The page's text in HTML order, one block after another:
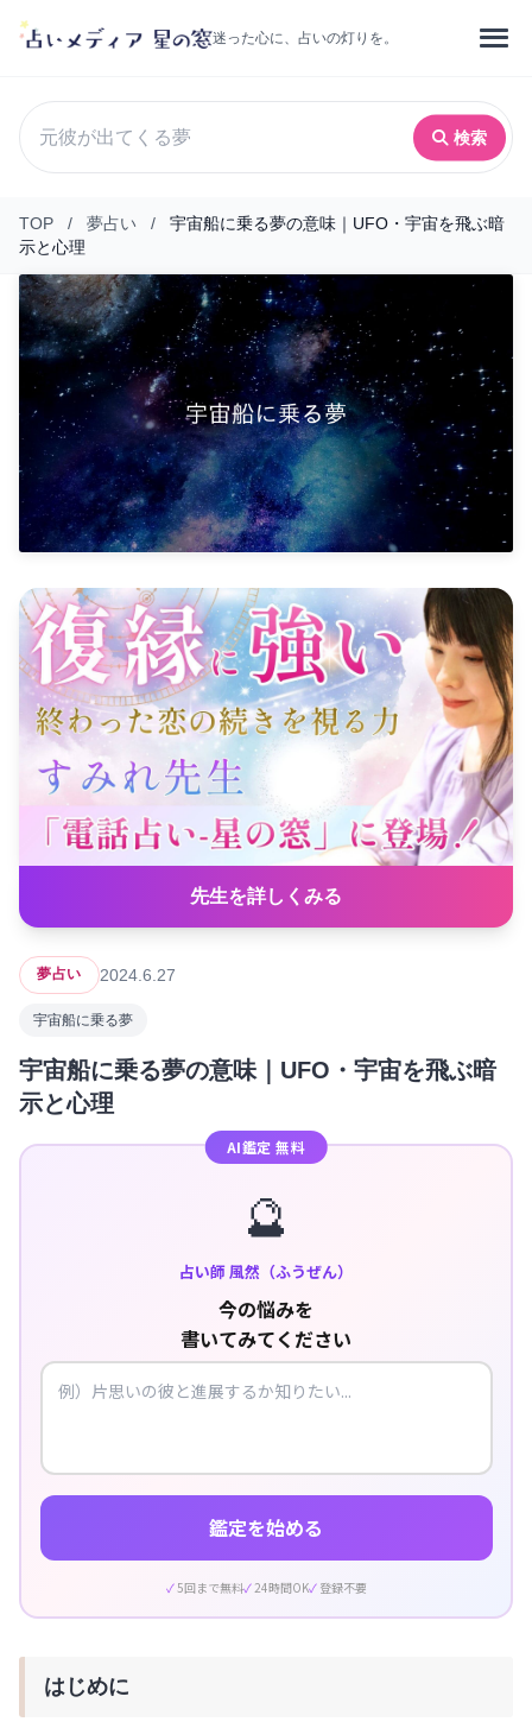
迷った心に、占いの灯りを。
検索
TOP / 夢占い /
宇宙船に乗る夢の意味｜UFO・宇宙を飛ぶ暗
示と心理
先生を詳しくみる
夢占い 2024.6.27
宇宙船に乗る夢
宇宙船に乗る夢の意味｜UFO・宇宙を飛ぶ暗
示と心理
AI鑑定 無料
🔮
占い師 風然（ふうぜん）
今の悩みを
書いてみてください
鑑定を始める
5回まで無料 24時間OK 登録不要
はじめに